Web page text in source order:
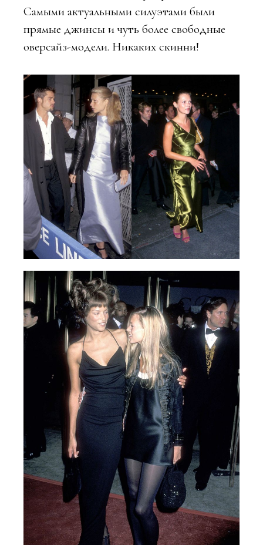
Самыми актуальными силуэтами были
прямые джинсы и чуть более свободные
оверсайз-модели. Никаких скинни!